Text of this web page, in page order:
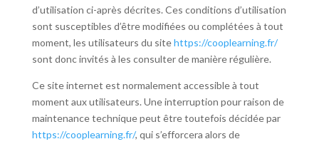
d’utilisation ci-après décrites. Ces conditions d’utilisation
sont susceptibles d’être modifiées ou complétées à tout
moment, les utilisateurs du sitehttps://cooplearning.fr/
sont donc invités à les consulter de manière régulière.
Ce site internet est normalement accessible à tout
moment aux utilisateurs. Une interruption pour raison de
maintenance technique peut être toutefois décidée par
https://cooplearning.fr/, qui s’efforcera alors de